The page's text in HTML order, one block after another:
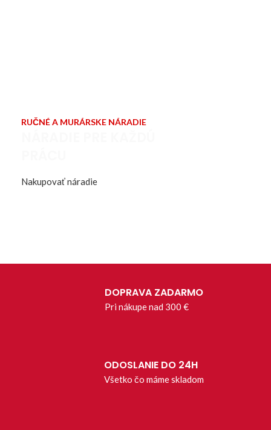
RUČNÉ A MURÁRSKE NÁRADIE
Nakupovať náradie
DOPRAVA ZADARMO
Pri nákupe nad 300 €
ODOSLANIE DO 24H
Všetko čo máme skladom